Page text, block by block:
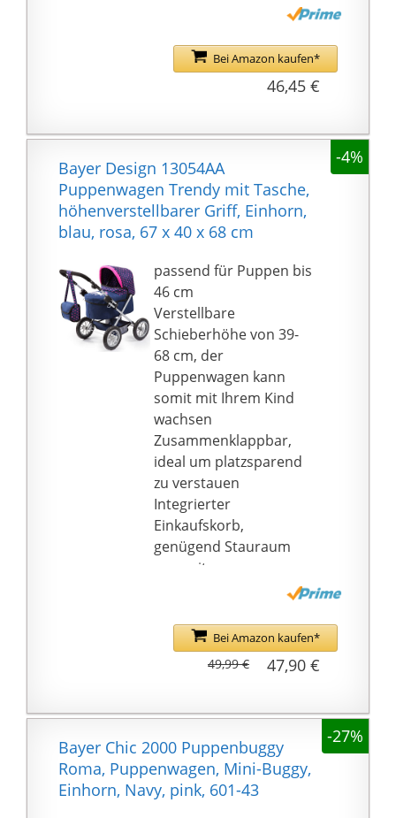
Bei Amazon kaufen*
46,45 €
-4%
Bayer Design 13054AA
Puppenwagen Trendy mit Tasche,
höhenverstellbarer Griff, Einhorn,
blau, rosa, ‎67 x 40 x 68 cm
passend für Puppen bis
46 cm
Verstellbare
Schieberhöhe von 39-
68 cm, der
Puppenwagen kann
somit mit Ihrem Kind
wachsen
Zusammenklappbar,
ideal um platzsparend
zu verstauen
Integrierter
Einkaufskorb,
genügend Stauraum
um weiteres
Puppenzubehör oder
Abenteuer
mitzunehmen!
Inkl. farblich passender
Bei Amazon kaufen*
47,90 €
49,99 €
-27%
Bayer Chic 2000 Puppenbuggy
Roma, Puppenwagen, Mini-Buggy,
Einhorn, Navy, pink, 601-43